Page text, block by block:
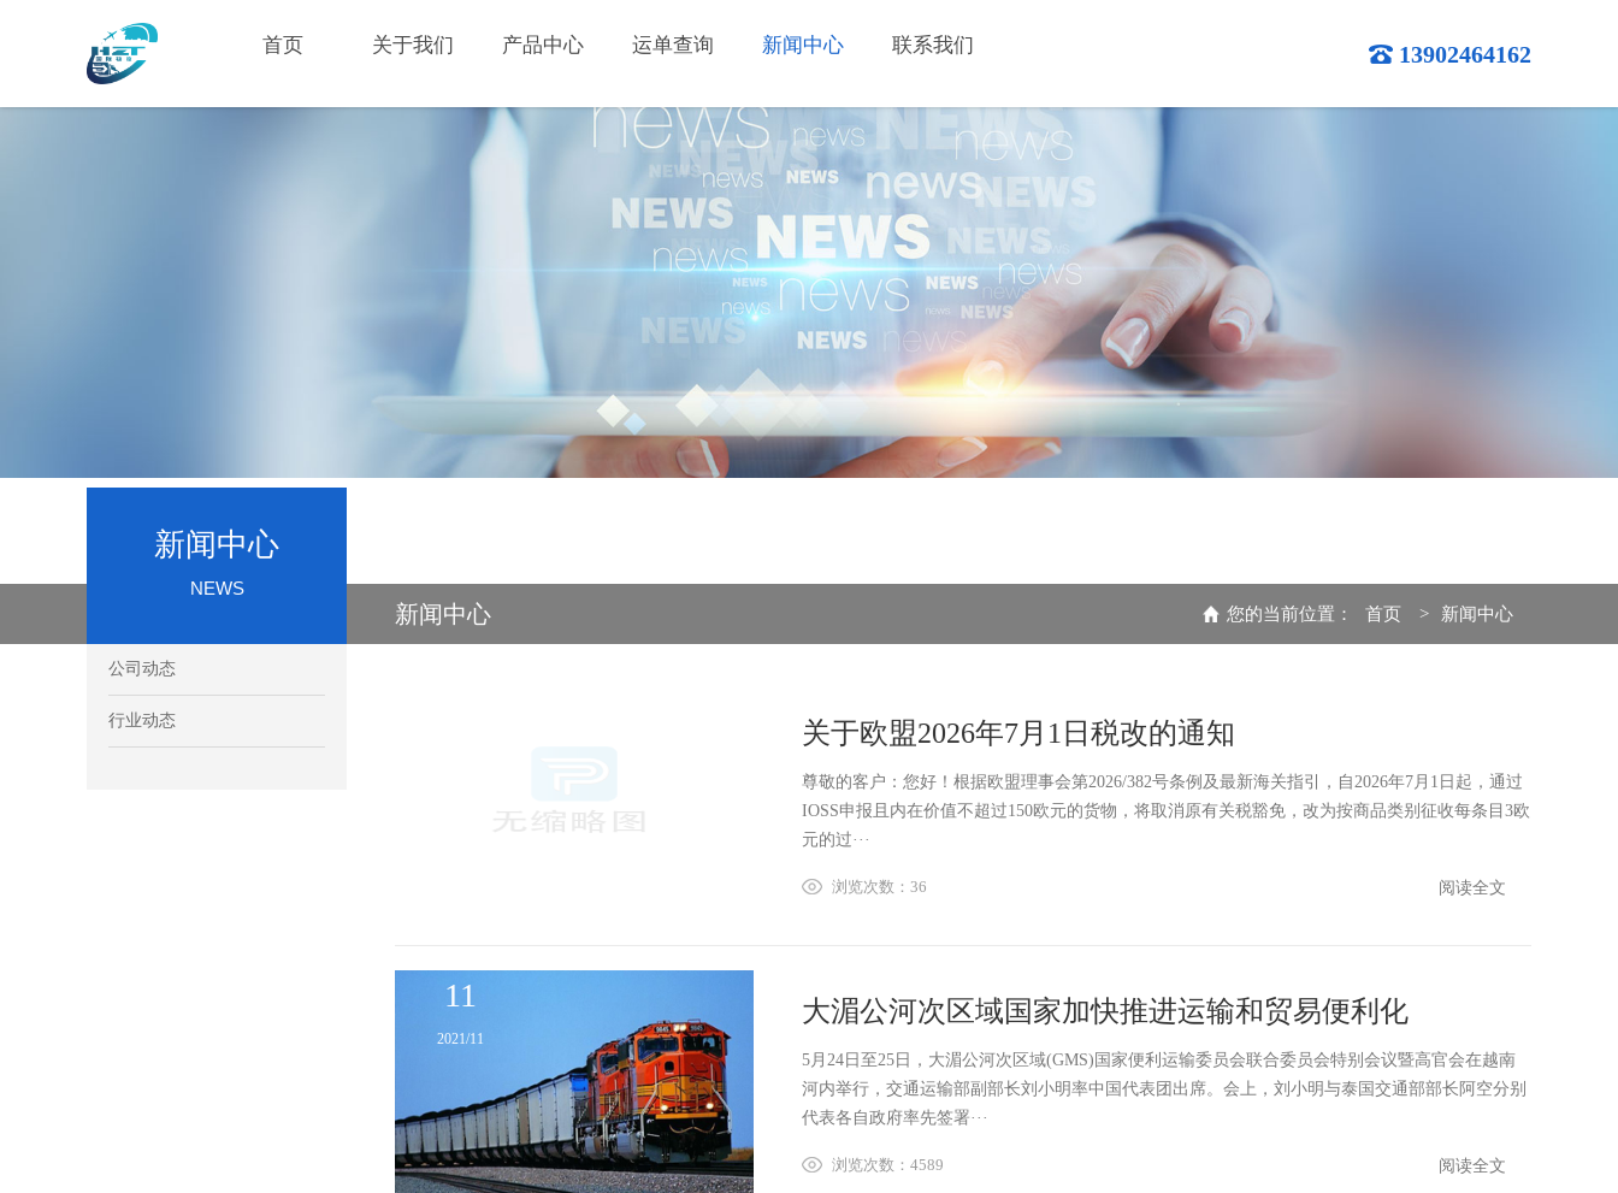
首页 关于我们 产品中心 运单查询 新闻中心 联系我们 13902464162
新闻中心
NEWS
公司动态
行业动态
新闻中心 您的当前位置： 首页 > 新闻中心
关于欧盟2026年7月1日税改的通知
尊敬的客户：您好！根据欧盟理事会第2026/382号条例及最新海关指引，自2026年7月1日起，通过
IOSS申报且内在价值不超过150欧元的货物，将取消原有关税豁免，改为按商品类别征收每条目3欧
元的过···
浏览次数：36 阅读全文
11
2021/11
大湄公河次区域国家加快推进运输和贸易便利化
5月24日至25日，大湄公河次区域(GMS)国家便利运输委员会联合委员会特别会议暨高官会在越南
河内举行，交通运输部副部长刘小明率中国代表团出席。会上，刘小明与泰国交通部部长阿空分别
代表各自政府率先签署···
浏览次数：4589 阅读全文